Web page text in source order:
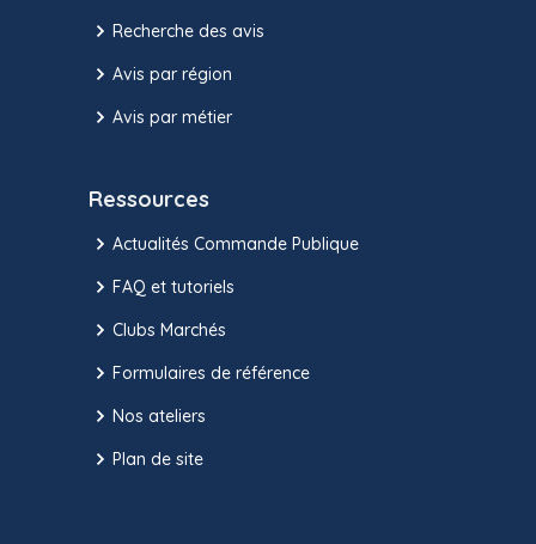
Recherche des avis
Avis par région
Avis par métier
Ressources
Actualités Commande Publique
FAQ et tutoriels
Clubs Marchés
Formulaires de référence
Nos ateliers
Plan de site